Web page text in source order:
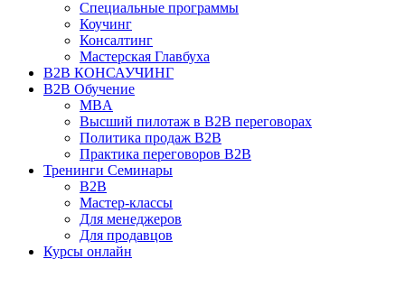
Специальные программы
Коучинг
Консалтинг
Мастерская Главбуха
B2B КОНСАУЧИНГ
B2B Обучение
MBA
Высший пилотаж в B2B переговорах
Политика продаж B2B
Практика переговоров B2B
Тренинги Семинары
B2B
Мастер-классы
Для менеджеров
Для продавцов
Курсы онлайн